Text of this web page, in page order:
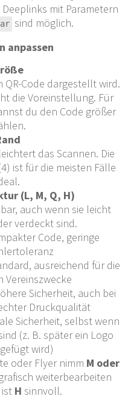
mit Parametern
sind möglich.
anpassen
QR-Code dargestellt wird.
die Voreinstellung. Für
du den Code größer
das Scannen. Die
ist für die meisten Fälle
(L, M, Q, H)
auch wenn sie leicht
verdeckt sind.
Code, geringe
ausreichend für die
Vereinszwecke
Sicherheit, auch bei
Druckqualität
Sicherheit, selbst wenn
(z. B. später ein Logo
wird)
oder Flyer nimm M oder
weiterbearbeiten
H sinnvoll.